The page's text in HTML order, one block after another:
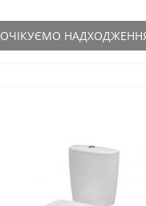
ОЧІКУЄМО